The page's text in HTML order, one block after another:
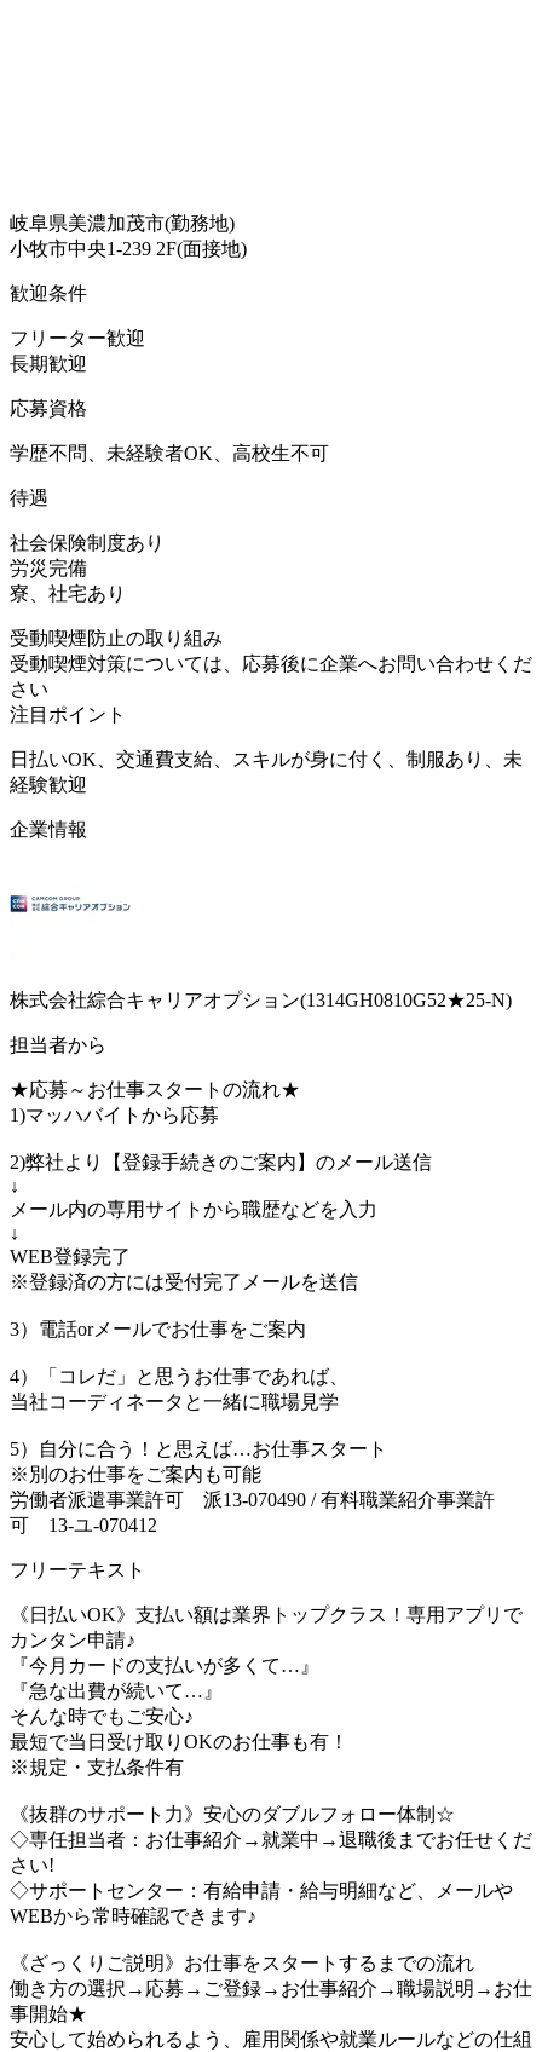
岐阜県美濃加茂市(勤務地)
小牧市中央1-239 2F(面接地)
歓迎条件
フリーター歓迎
長期歓迎
応募資格
学歴不問、未経験者OK、高校生不可
待遇
社会保険制度あり
労災完備
寮、社宅あり
受動喫煙防止の取り組み
受動喫煙対策については、応募後に企業へお問い合わせくだ
さい
注目ポイント
日払いOK、交通費支給、スキルが身に付く、制服あり、未
経験歓迎
企業情報
株式会社綜合キャリアオプション(1314GH0810G52★25-N)
担当者から
★応募～お仕事スタートの流れ★
1)マッハバイトから応募
2)弊社より【登録手続きのご案内】のメール送信
↓
メール内の専用サイトから職歴などを入力
↓
WEB登録完了
※登録済の方には受付完了メールを送信
3）電話orメールでお仕事をご案内
4）「コレだ」と思うお仕事であれば、
当社コーディネータと一緒に職場見学
5）自分に合う！と思えば…お仕事スタート
※別のお仕事をご案内も可能
労働者派遣事業許可 派13-070490 / 有料職業紹介事業許
可 13-ユ-070412
フリーテキスト
《日払いOK》支払い額は業界トップクラス！専用アプリで
カンタン申請♪
『今月カードの支払いが多くて…』
『急な出費が続いて…』
そんな時でもご安心♪
最短で当日受け取りOKのお仕事も有！
※規定・支払条件有
《抜群のサポート力》安心のダブルフォロー体制☆
◇専任担当者：お仕事紹介→就業中→退職後までお任せくだ
さい!
◇サポートセンター：有給申請・給与明細など、メールや
WEBから常時確認できます♪
《ざっくりご説明》お仕事をスタートするまでの流れ
働き方の選択→応募→ご登録→お仕事紹介→職場説明→お仕
事開始★
安心して始められるよう、雇用関係や就業ルールなどの仕組